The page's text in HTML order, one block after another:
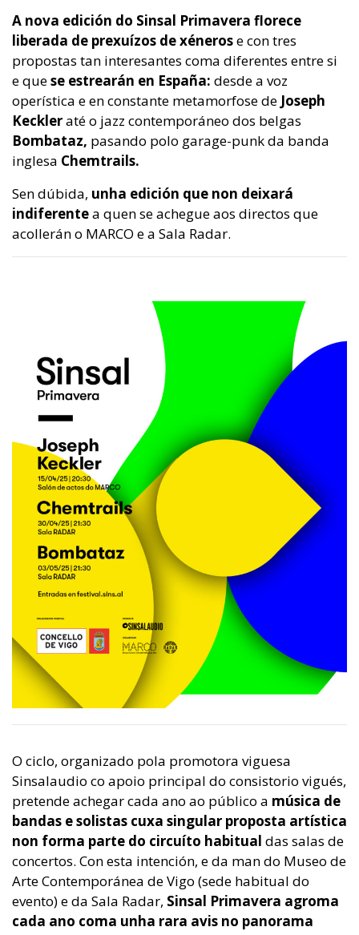
A nova edición do Sinsal Primavera florece
liberada de prexuízos de xénerose con tres
propostas tan interesantes coma diferentes entre si
e quese estrearán en España: desde a voz
operística e en constante metamorfose de Joseph
Keckleraté o jazz contemporáneo dos belgas
Bombataz, pasando polo garage-punk da banda
inglesa Chemtrails.
Sen dúbida, unha edición que non deixará
indiferentea quen se achegue aos directos que
acollerán o MARCO e a Sala Radar.
O ciclo, organizado pola promotora viguesa
Sinsalaudio co apoio principal do consistorio vigués,
pretende achegar cada ano ao público a música de
bandas e solistas cuxa singular proposta artística
non forma parte do circuíto habitual das salas de
concertos. Con esta intención, e da man do Museo de
Arte Contemporánea de Vigo (sede habitual do
evento) e da Sala Radar, Sinsal Primavera agroma
cada ano coma unha rara avis no panorama